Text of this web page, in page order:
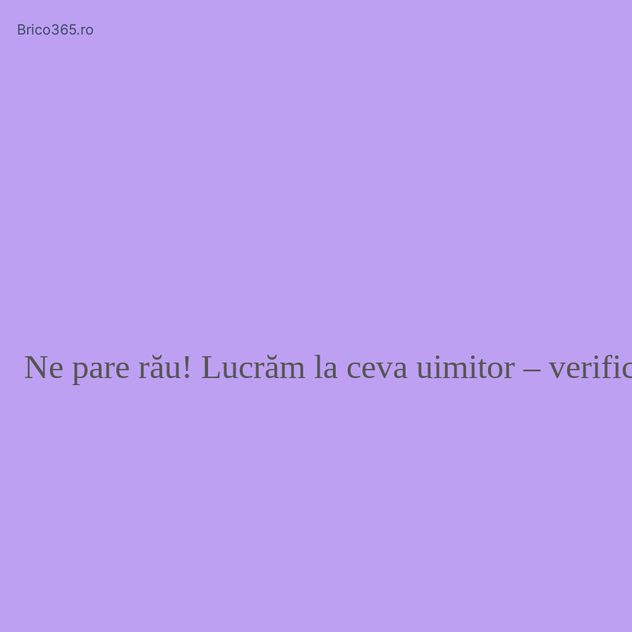
Brico365.ro
Ne pare rău! Lucrăm la ceva uimitor –